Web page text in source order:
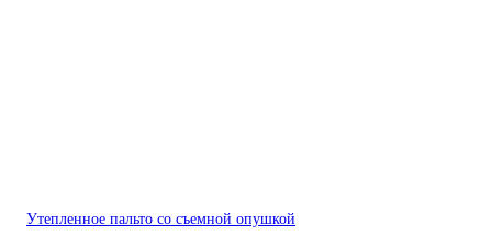
Утепленное пальто со съемной опушкой